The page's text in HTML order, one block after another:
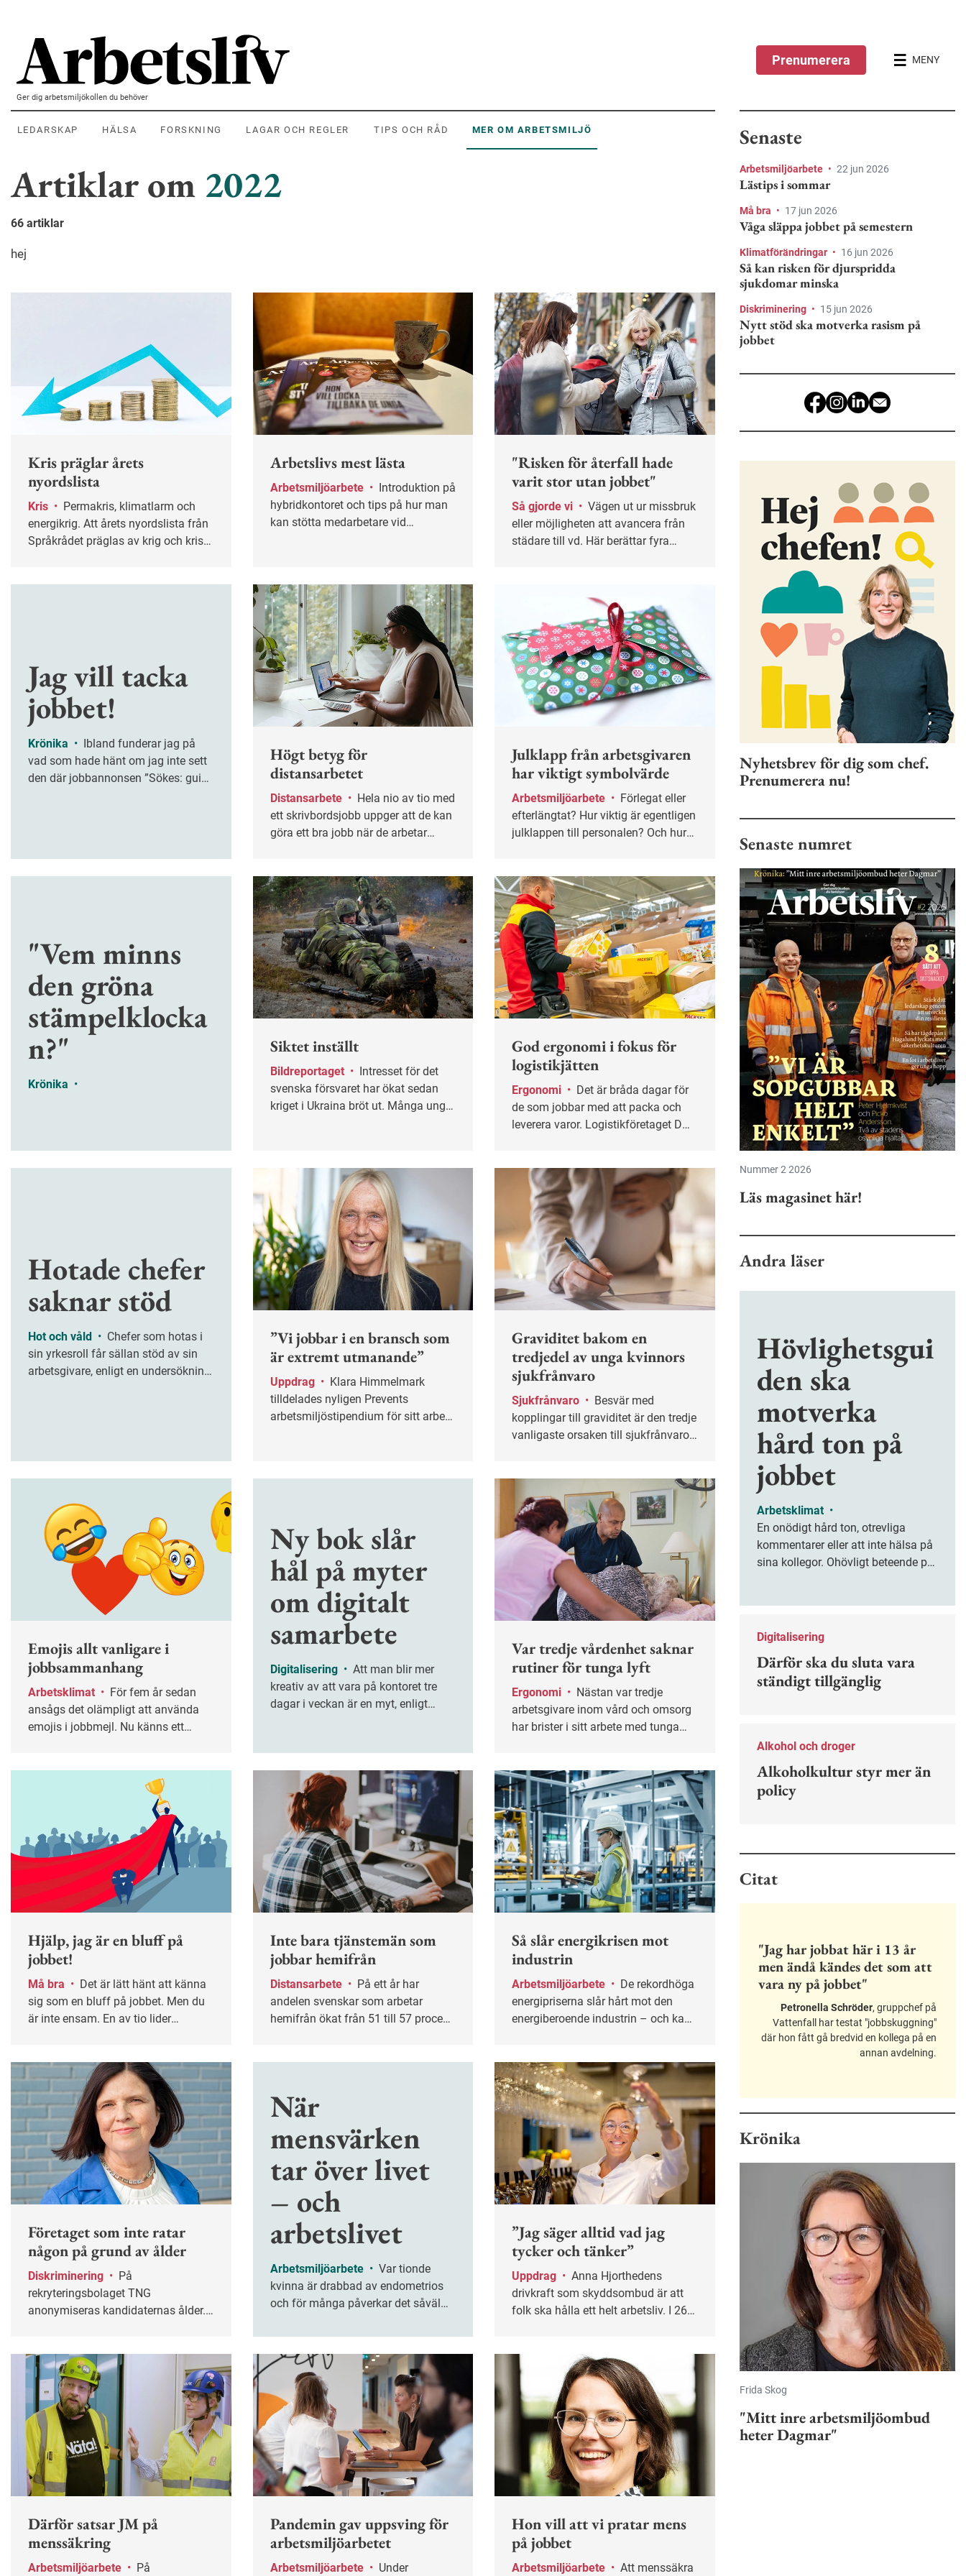
Ger dig arbetsmiljökollen du behöver
LEDARSKAP HÄLSA FORSKNING LAGAR OCH REGLER TIPS OCH RÅD MER OM ARBETSMILJÖ
Prenumerera MENY
Artiklar om 2022
66 artiklar
hej
Kris präglar årets
nyordslista
Kris •
energikrig. Att årets nyordslista från
Språkrådet präglas av krig och kris
Arbetslivs mest lästa
Arbetsmiljöarbete •
hybridkontoret och tips på hur man
kan stötta medarbetare vid
"Risken för återfall hade
varit stor utan jobbet"
Så gjorde vi • Vägen ut ur missbruk
eller möjligheten att avancera från
städare till vd. Här berättar fyra
Jag vill tacka
jobbet!
Krönika •
vad som hade hänt om jag inte sett
den där jobbannonsen ”Sökes: guide
Högt betyg för
distansarbetet
Distansarbete •
ett skrivbordsjobb uppger att de kan
göra ett bra jobb när de arbetar
arbetsmiljöundersökning.
Julklapp från arbetsgivaren
har viktigt symbolvärde
Arbetsmiljöarbete •
efterlängtat? Hur viktig är egentligen
julklappen till personalen? Och hur
"Vem minns
den gröna
stämpelklocka
n?"
Krönika •
Siktet inställt
Bildreportaget •
svenska försvaret har ökat sedan
kriget i Ukraina bröt ut. Många unga
Eliasson som gör sin värnplikt på
Livgardet. Arbetsliv fick följa med
under en dag med skjutövningar på
Utö.
God ergonomi i fokus för
logistikjätten
Ergonomi •
de som jobbar med att packa och
leverera varor. Logistikföretaget DHL
skador.
Hotade chefer
saknar stöd
Hot och våld •
sin yrkesroll får sällan stöd av sin
arbetsgivare, enligt en undersökning
”Vi jobbar i en bransch som
är extremt utmanande”
Uppdrag •
tilldelades nyligen Prevents
arbetsmiljöstipendium för sitt arbete
Graviditet bakom en
tredjedel av unga kvinnors
sjukfrånvaro
Sjukfrånvaro •
kopplingar till graviditet är den tredje
vanligaste orsaken till sjukfrånvaro
Emojis allt vanligare i
jobbsammanhang
Arbetsklimat •
ansågs det olämpligt att använda
emojis i jobbmejl. Nu känns ett
Och vad betyder emojisarna?
Ny bok slår
hål på myter
om digitalt
samarbete
Digitalisering •
kreativ av att vara på kontoret tre
dagar i veckan är en myt, enligt
Var tredje vårdenhet saknar
rutiner för tunga lyft
Ergonomi •
arbetsgivare inom vård och omsorg
har brister i sitt arbete med tunga
Arbetsmiljöverket.
Hjälp, jag är en bluff på
jobbet!
Må bra •
sig som en bluff på jobbet. Men du
är inte ensam. En av tio lider
bluff då och då.
Inte bara tjänstemän som
jobbar hemifrån
Distansarbete •
andelen svenskar som arbetar
hemifrån ökat från 51 till 57 procent.
Internetstiftelsen.
Så slår energikrisen mot
industrin
Arbetsmiljöarbete •
energipriserna slår hårt mot den
energiberoende industrin – och kan
Företaget som inte ratar
någon på grund av ålder
Diskriminering •
rekryteringsbolaget TNG
anonymiseras kandidaternas ålder.
medveten och omedveten.
När
mensvärken
tar över livet
– och
arbetslivet
Arbetsmiljöarbete •
kvinna är drabbad av endometrios
och för många påverkar det såväl
svårt att vara på topp de dagar man
har mens och smärtan är som värst.
Återkommande perioder av
sjukskrivning är inte ovanligt.
”Jag säger alltid vad jag
tycker och tänker”
Uppdrag • Anna Hjorthedens
drivkraft som skyddsombud är att
folk ska hålla ett helt arbetsliv. I 26
Därför satsar JM på
menssäkring
Arbetsmiljöarbete •
Pandemin gav uppsving för
arbetsmiljöarbetet
Arbetsmiljöarbete •
Hon vill att vi pratar mens
på jobbet
Arbetsmiljöarbete • Att menssäkra
Senaste
Arbetsmiljöarbete • 22 jun 2026
Lästips i sommar
Må bra • 17 jun 2026
Våga släppa jobbet på semestern
Klimatförändringar • 16 jun 2026
Så kan risken för djurspridda
sjukdomar minska
Diskriminering • 15 jun 2026
Nytt stöd ska motverka rasism på
jobbet
Nyhetsbrev för dig som chef.
Prenumerera nu!
Senaste numret
Nummer 2 2026
Läs magasinet här!
Andra läser
Hövlighetsgui
den ska
motverka
hård ton på
jobbet
Arbetsklimat •
En onödigt hård ton, otrevliga
kommentarer eller att inte hälsa på
sina kollegor. Ohövligt beteende på
förebygga ohövligt beteende på
Digitalisering
Därför ska du sluta vara
ständigt tillgänglig
Alkohol och droger
Alkoholkultur styr mer än
policy
Citat
"Jag har jobbat här i 13 år
men ändå kändes det som att
vara ny på jobbet"
Petronella Schröder, gruppchef på
Vattenfall har testat "jobbskuggning"
där hon fått gå bredvid en kollega på en
annan avdelning.
Krönika
Frida Skog
"Mitt inre arbetsmiljöombud
heter Dagmar"